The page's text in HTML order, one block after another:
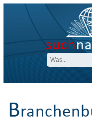
such
B